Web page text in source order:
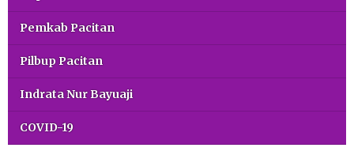
Pemkab Pacitan
Pilbup Pacitan
Indrata Nur Bayuaji
COVID-19